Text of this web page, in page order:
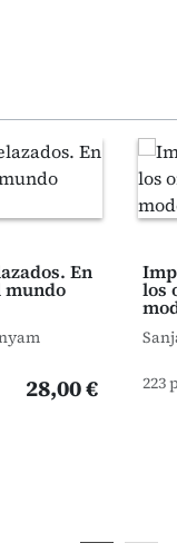
En
mundo
28,00 €
los
223